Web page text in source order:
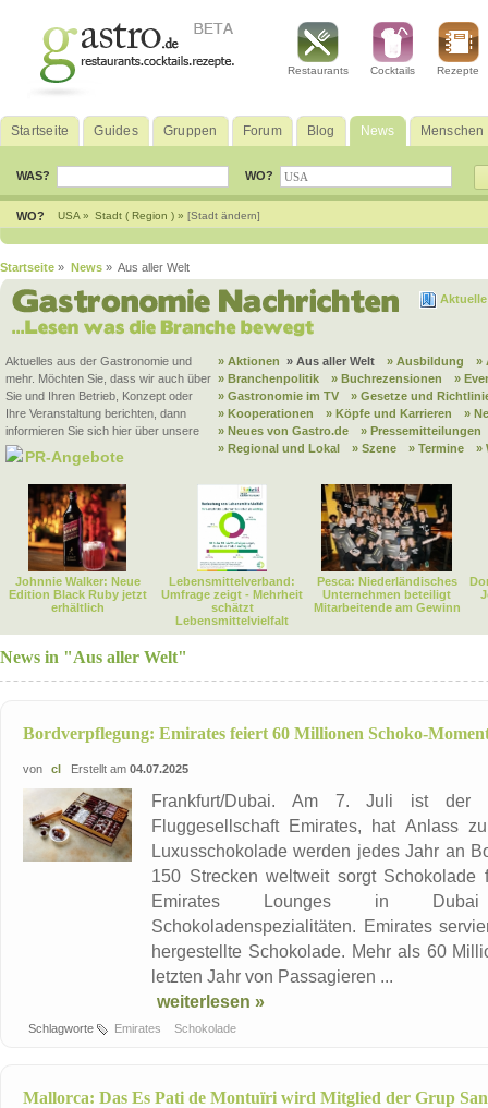
Restaurants Cocktails Rezepte
Startseite Guides Gruppen Forum Blog News Menschen
WAS? WO?
WO? USA » Stadt ( Region ) » [Stadt ändern]
Startseite » News » Aus aller Welt
Aktuelles aus der Gastronomie und
mehr. Möchten Sie, dass wir auch über
Sie und Ihren Betrieb, Konzept oder
Ihre Veranstaltung berichten, dann
informieren Sie sich hier über unsere
PR-Angebote
» Aktionen » Aus aller Welt » Ausbildung
»
» Branchenpolitik
» Buchrezensionen
»
» Gastronomie im TV
» Gesetze und
» Kooperationen
» Köpfe und Karrieren
»
» Neues von Gastro.de
» Pressemitteilungen
» Regional und Lokal
» Szene » Termine »
Johnnie Walker: Neue
Edition Black Ruby jetzt
erhältlich
Lebensmittelverband:
Umfrage zeigt - Mehrheit
schätzt
Lebensmittelvielfalt
Pesca: Niederländisches
Unternehmen beteiligt
Mitarbeitende am Gewinn
News in "Aus aller Welt"
Bordverpflegung: Emirates feiert 60 Millionen Schoko-
von cl Erstellt am 04.07.2025
Frankfurt/Dubai. Am 7. Juli ist der
Fluggesellschaft Emirates, hat Anlass
Luxusschokolade werden jedes Jahr an
150 Strecken weltweit sorgt
Emirates Lounges in
Schokoladenspezialitäten. Emirates
hergestellte Schokolade. Mehr als 60
letzten Jahr von Passagieren ...
weiterlesen »
Schlagworte Emirates Schokolade
Mallorca: Das Es Pati de Montuïri wird Mitglied der Grup